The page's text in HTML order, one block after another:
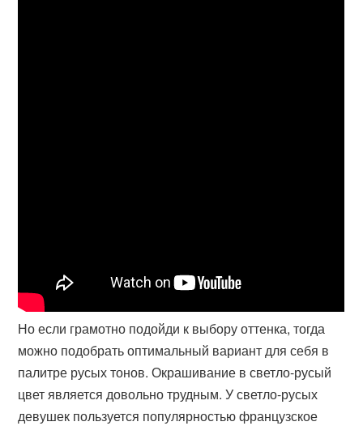
Но если грамотно подойди к выбору оттенка, тогда
можно подобрать оптимальный вариант для себя в
палитре русых тонов. Окрашивание в светло-русый
цвет является довольно трудным. У светло-русых
девушек пользуется популярностью французское